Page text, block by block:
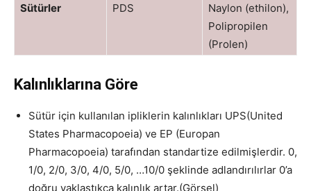
Sütürler
PDS
Naylon (ethilon),
Polipropilen
(Prolen)
Kalınlıklarına Göre
Sütür için kullanılan ipliklerin kalınlıkları UPS(United
States Pharmacopoeia) ve EP (Europan
Pharmacopoeia) tarafından standartize edilmişlerdir. 0,
1/0, 2/0, 3/0, 4/0, 5/0, …10/0 şeklinde adlandırılırlar 0’a
doğru yaklaştıkça kalınlık artar.(Görsel)